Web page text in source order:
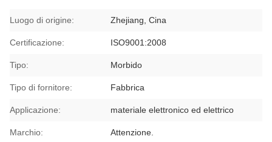
Luogo di origine: Zhejiang, Cina
Certificazione: ISO9001:2008
Tipo: Morbido
Tipo di fornitore: Fabbrica
Applicazione: materiale elettronico ed elettrico
Marchio: Attenzione.